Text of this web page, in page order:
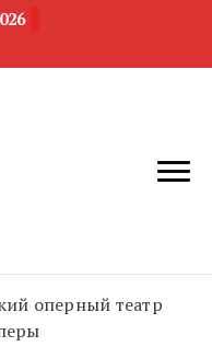
область
недвижимости
оперный театр